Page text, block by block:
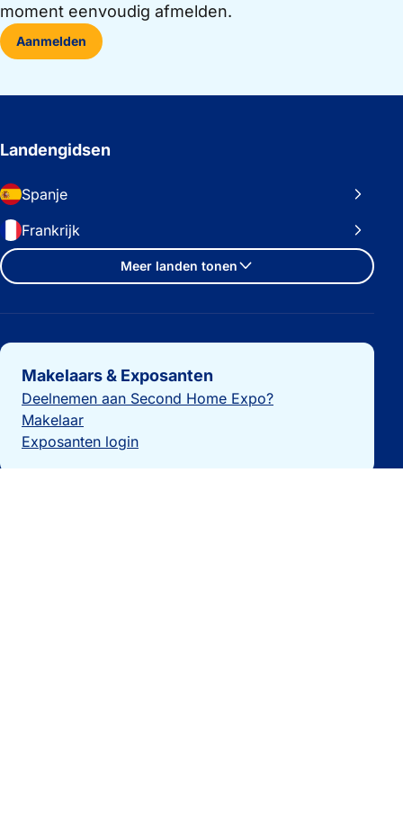
moment eenvoudig afmelden.
Aanmelden
Landengidsen
Spanje
Frankrijk
Meer landen tonen
Belangrijke links
Makelaars & Exposanten
Deelnemen aan Second Home Expo?
Makelaar
Exposanten login